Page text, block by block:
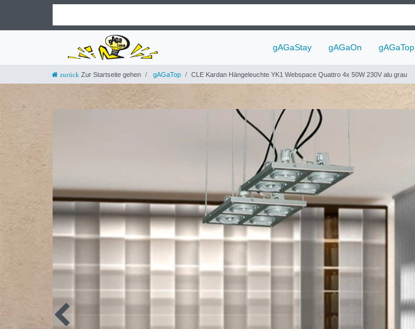
gAGaStay gAGaOn gAGaTop
Zur Startseite gehen gAGaTop CLE Kardan Hängeleuchte YK1 Webspace Quattro 4x 50W 230V alu grau